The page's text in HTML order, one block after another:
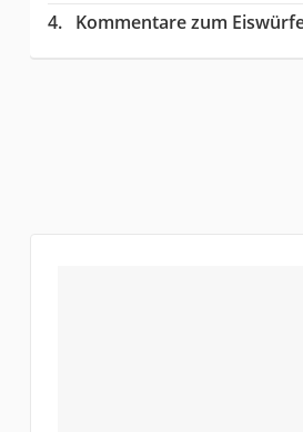
Kommentare zum